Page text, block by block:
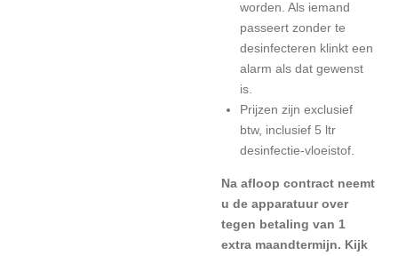
worden. Als iemand
passeert zonder te
desinfecteren klinkt een
alarm als dat gewenst
is.
Prijzen zijn exclusief
btw, inclusief 5 ltr
desinfectie-vloeistof.
Na afloop contract neemt
u de apparatuur over
tegen betaling van 1
extra maandtermijn. Kijk